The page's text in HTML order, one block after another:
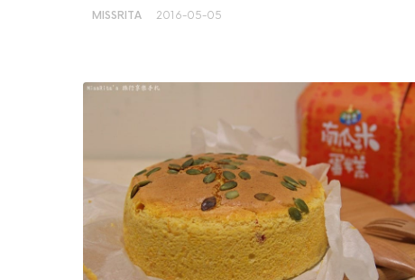
MISSRITA 2016-05-05